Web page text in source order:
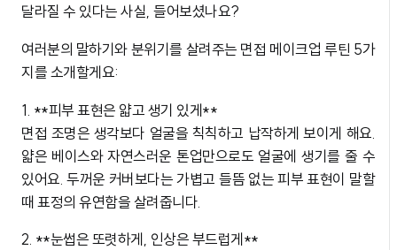
달라질 수 있다는 사실, 들어보셨나요?
여러분의 말하기와 분위기를 살려주는 면접 메이크업 루틴 5가
지를 소개할게요:
1. **피부 표현은 얇고 생기 있게**
면접 조명은 생각보다 얼굴을 칙칙하고 납작하게 보이게 해요.
얇은 베이스와 자연스러운 톤업만으로도 얼굴에 생기를 줄 수
있어요. 두꺼운 커버보다는 가볍고 들뜸 없는 피부 표현이 말할
때 표정의 유연함을 살려줍니다.
2. **눈썹은 또렷하게, 인상은 부드럽게**